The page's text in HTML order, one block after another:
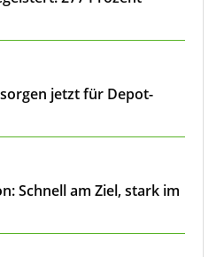
jetzt für Depot-
Schnell am Ziel, stark im